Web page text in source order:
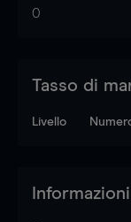
0
Tasso di
Livello